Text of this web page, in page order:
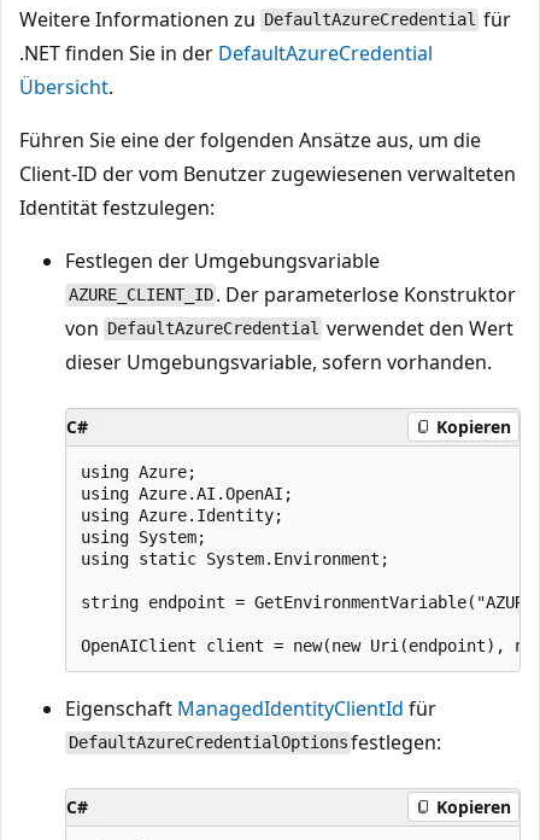
Weitere Informationen zu DefaultAzureCredential für
.NET finden Sie in der DefaultAzureCredential
Übersicht.
Führen Sie eine der folgenden Ansätze aus, um die
Client-ID der vom Benutzer zugewiesenen verwalteten
Identität festzulegen:
Festlegen der Umgebungsvariable
AZURE_CLIENT_ID . Der parameterlose Konstruktor
von DefaultAzureCredential verwendet den Wert
dieser Umgebungsvariable, sofern vorhanden.
C# Kopieren
using Azure;
using Azure.AI.OpenAI;
using Azure.Identity;
using System;
using static System.Environment;
string endpoint =
Eigenschaft ManagedIdentityClientId für
DefaultAzureCredentialOptions festlegen:
C# Kopieren